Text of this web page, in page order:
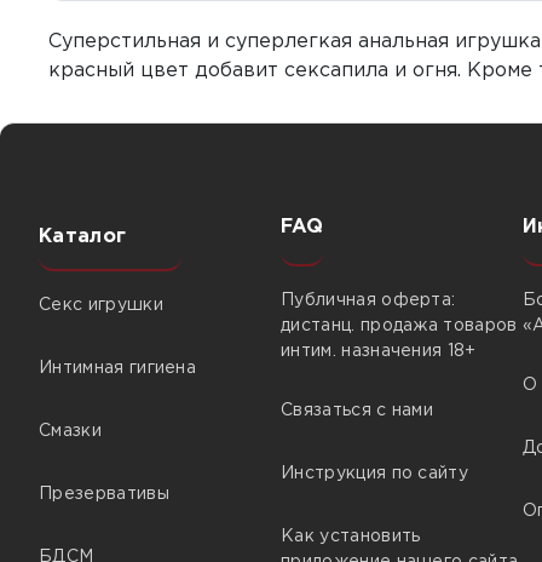
Суперстильная и суперлегкая анальная
красный цвет добавит сексапила и огня.
Каталог
Секс игрушки
Интимная гигиена
Смазки
Презервативы
БДСМ
FAQ
Публичная оферта:
дистанц. продажа товаров
интим. назначения 18+
Связаться с нами
Инструкция по сайту
Как установить
О